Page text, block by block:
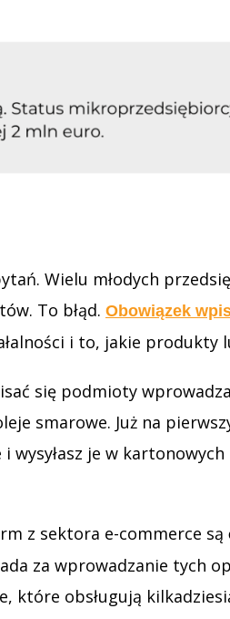
Wielu młodych
To błąd. Obowiązek
i to, jakie
się podmioty
smarowe. Już na
je w
z sektora e-commerce są
za wprowadzanie tych
które obsługują